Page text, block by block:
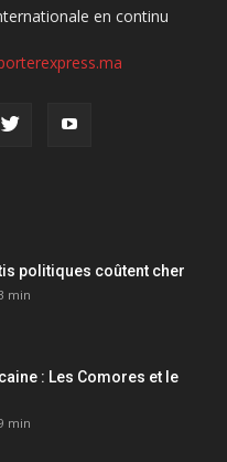
en continu
politiques coûtent cher
min
: Les Comores et le
min